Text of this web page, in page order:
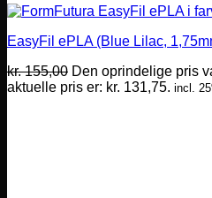
EasyFil ePLA (Blue Lilac,
kr.155,00 Den oprindelige pris
aktuelle pris er: kr. 131,75. incl.